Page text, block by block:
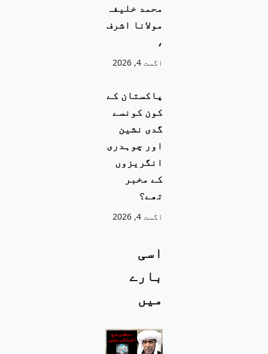
محمد خلیفہ
مولانا اشرف
،
اگست 4, 2026
پاکستان کے
کون کونسے
گدی نشین
اور چوہدری
انگریزوں
کے مخبر
تھے؟
اگست 4, 2026
اسی
بارے
میں